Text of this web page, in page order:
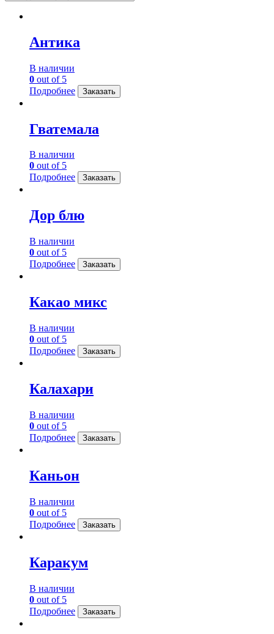
Антика
В наличии
0 out of 5
Подробнее
Заказать
Гватемала
В наличии
0 out of 5
Подробнее
Заказать
Дор блю
В наличии
0 out of 5
Подробнее
Заказать
Какао микс
В наличии
0 out of 5
Подробнее
Заказать
Калахари
В наличии
0 out of 5
Подробнее
Заказать
Каньон
В наличии
0 out of 5
Подробнее
Заказать
Каракум
В наличии
0 out of 5
Подробнее
Заказать